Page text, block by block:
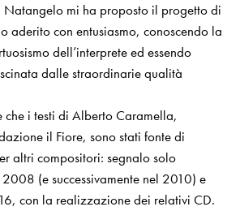
mi ha proposto il progetto di
aderito con entusiasmo, conoscendo la
dell’interprete ed essendo
dalle straordinarie qualità
che i testi di Alberto Caramella,
il Fiore, sono stati fonte di
altri compositori: segnalo solo
(e successivamente nel 2010) e
con la realizzazione dei relativi CD.